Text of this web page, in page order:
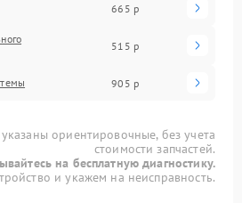
665 р
515 р
905 р
ориентировочные, без учета
стоимости запчастей.
на бесплатную диагностику.
и укажем на неисправность.